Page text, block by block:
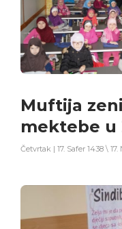
Muftija
mektebe u
Četvrtak | 17. Safer 1438 \